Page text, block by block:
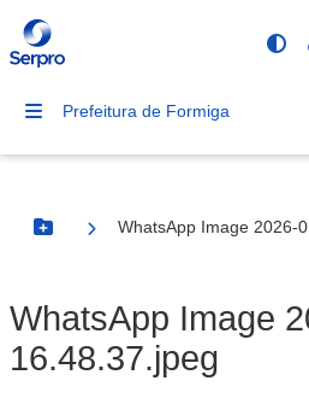
Prefeitura de Formiga
Botão Menu
WhatsApp Image 2026-
WhatsApp Image
16.48.37.jpeg